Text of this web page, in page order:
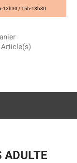
12h30 / 15h-18h30
Article(s)
ADULTE